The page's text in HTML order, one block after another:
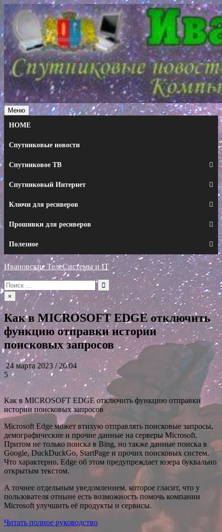
Перейти
к
содержимому
Меню
HOME
Спутниковые новости
Спутниковое ТВ
Спутниковый Интернет
Ключи для ресиверов
Прошивки для ресиверов
Полезное
Ивановские ТелеСистемы и IT
Искать:
×
Как в MICROSOFT EDGE отключить
функцию отправки истории
поисковых запросов
24 марта 2023 / 20:04
5
Как в MICROSOFT EDGE отключить функцию отправки
истории поисковых запросов
Microsoft Edge может втихую отправлять поисковые запросы,
демографические и прочие данные на серверы Microsoft.
Притом не только поиска в Bing, но также данные поиска в
Google, DuckDuckGo, StartPage и прочих поисковых систем.
Что характерно, Edge об этом предупреждает юзера буквально
открытым текстом.
А точнее отдельным уведомлением, которое гласит, что у
пользователя отныне есть возможность помочь компании
Microsoft улучшить её продукты и сервисы.
Читать полное руководство